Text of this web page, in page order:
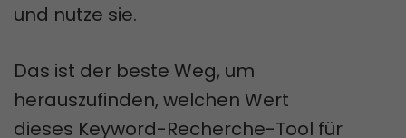
und nutze sie.
Das ist der beste Weg, um
herauszufinden, welchen Wert
dieses Keyword-Recherche-Tool für